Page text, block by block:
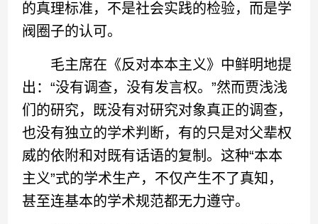
的真理标准，不是社会实践的检验，而是学
阀圈子的认可。
毛主席在《反对本本主义》中鲜明地提
出：“没有调查，没有发言权。”然而贾浅浅
们的研究，既没有对研究对象真正的调查，
也没有独立的学术判断，有的只是对父辈权
威的依附和对既有话语的复制。这种“本本
主义”式的学术生产，不仅产生不了真知，
甚至连基本的学术规范都无力遵守。